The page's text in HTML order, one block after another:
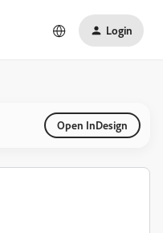
Login
Open InDesign